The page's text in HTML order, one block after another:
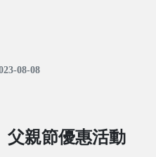
08-08
父親節優惠活動